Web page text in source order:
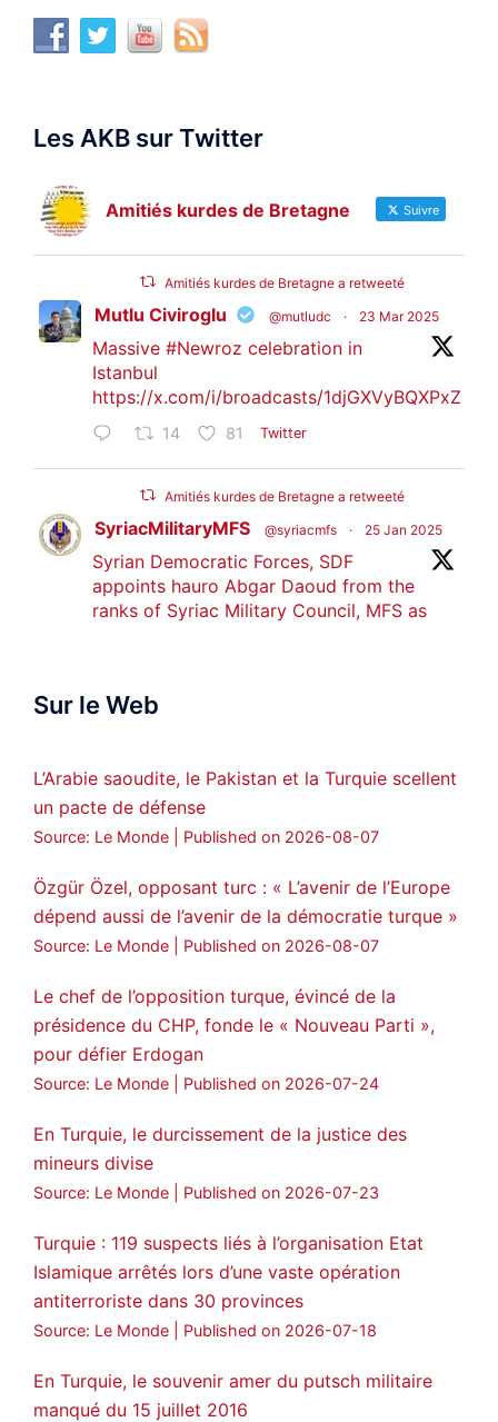
Les AKB sur Twitter
Amitiés kurdes de Bretagne Suivre
Amitiés kurdes de Bretagne a retweeté
Mutlu Civiroglu @mutludc · 23 Mar 2025
Massive #Newroz celebration in
Istanbul
https://x.com/i/broadcasts/1djGXVyBQXPxZ
14 81 Twitter
Amitiés kurdes de Bretagne a retweeté
SyriacMilitaryMFS @syriacmfs · 25 Jan 2025
Syrian Democratic Forces, SDF
appoints hauro Abgar Daoud from the
ranks of Syriac Military Council, MFS as
ܟܫܝܪܘܬܐ ܒܘܠܝܬܐ ܚܘܪܐ ܐܒܓܪ
Amitiés kurdes de Bretagne a retweeté
MedyaNews @medyanews_ · 24 Jan 2025
🔴DEM Party Imrali delegation made a
statement on Abdullah Öcalan meeting
#AbdullahÖcalan #PeaceProcess
🔗https://medyanews.rs/h4lwBwQ
3
Sur le Web
L’Arabie saoudite, le Pakistan et la Turquie scellent
un pacte de défense
Source: Le Monde Published on 2026-08-07
Özgür Özel, opposant turc : « L’avenir de l’Europe
dépend aussi de l’avenir de la démocratie turque »
Source: Le Monde Published on 2026-08-07
Le chef de l’opposition turque, évincé de la
présidence du CHP, fonde le « Nouveau Parti »,
pour défier Erdogan
Source: Le Monde Published on 2026-07-24
En Turquie, le durcissement de la justice des
mineurs divise
Source: Le Monde Published on 2026-07-23
Turquie : 119 suspects liés à l’organisation Etat
Islamique arrêtés lors d’une vaste opération
antiterroriste dans 30 provinces
Source: Le Monde Published on 2026-07-18
En Turquie, le souvenir amer du putsch militaire
manqué du 15 juillet 2016